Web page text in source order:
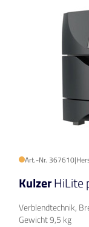
Art.-Nr. 367610|
KulzerHiLite
Verblendtechnik,
Gewicht 9,5 kg